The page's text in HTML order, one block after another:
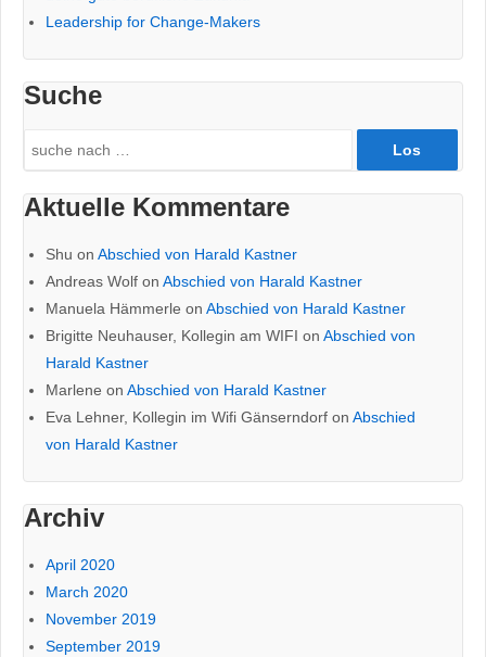
Leadership for Change-Makers
Suche
Search
for:
Aktuelle Kommentare
Shu on Abschied von Harald Kastner
Andreas Wolf on Abschied von Harald Kastner
Manuela Hämmerle on Abschied von Harald Kastner
Brigitte Neuhauser, Kollegin am WIFI on Abschied von
Harald Kastner
Marlene on Abschied von Harald Kastner
Eva Lehner, Kollegin im Wifi Gänserndorf on Abschied
von Harald Kastner
Archiv
April 2020
March 2020
November 2019
September 2019